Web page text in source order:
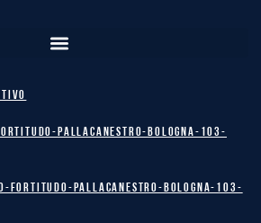
Pallacanestro-Bologna-103-
Fortitudo-Pallacanestro-Bologna-103-